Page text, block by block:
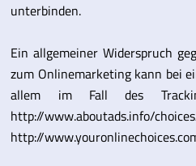
unterbinden.
Ein allgemeiner Widerspruch
zum Onlinemarketing kann bei
allem im Fall des
http://www.aboutads.info/
http://